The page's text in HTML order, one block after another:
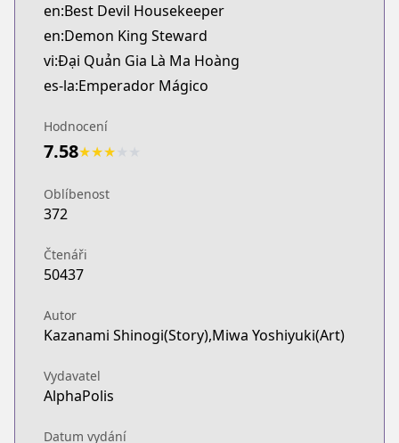
en:Best Devil Housekeeper
en:Demon King Steward
vi:Đại Quản Gia Là Ma Hoàng
es-la:Emperador Mágico
Hodnocení
7.58★★★
Oblíbenost
372
Čtenáři
50437
Autor
Kazanami Shinogi(Story),Miwa Yoshiyuki(Art)
Vydavatel
AlphaPolis
Datum vydání